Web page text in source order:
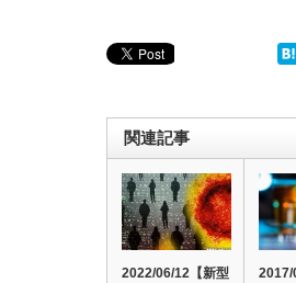
関連記事
2022/06/12【新型
2017/